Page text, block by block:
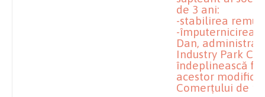
de 3 ani:
-stabilirea
-împuternicirea
Dan,
Industry Park
îndeplinească
acestor
Comerţului de